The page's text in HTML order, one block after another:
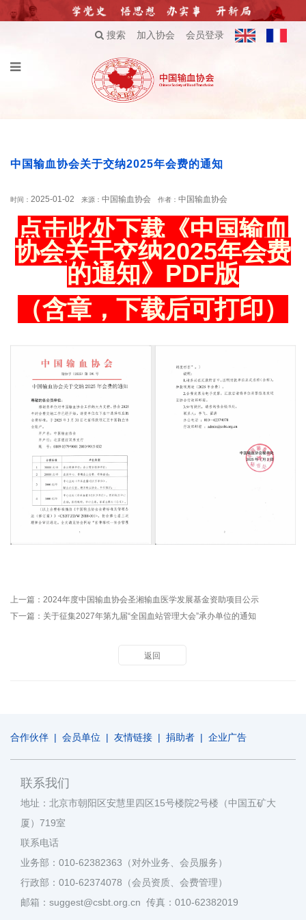
搜索 加入协会 会员登录
中国输血协会关于交纳2025年会费的通知
时间： 2025-01-02 来源： 中国输血协会 作者： 中国输血协会
点击此处下载《中国输血
协会关于交纳2025年会费
的通知》PDF版
（含章，下载后可打印）
上一篇： 2024年度中国输血协会圣湘输血医学发展基金资助项目公示
下一篇： 关于征集2027年第九届“全国血站管理大会”承办单位的通知
返回
合作伙伴 | 会员单位 | 友情链接 | 捐助者 | 企业广告
联系我们
地址：北京市朝阳区安慧里四区15号楼院2号楼（中国五矿大
厦）719室
联系电话
业务部：010-62382363（对外业务、会员服务）
行政部：010-62374078（会员资质、会费管理）
邮箱：suggest@csbt.org.cn 传真：010-62382019